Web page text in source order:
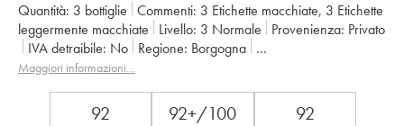
Quantità: 3 bottiglie Commenti: 3 Etichette macchiate, 3 Etichette
leggermente macchiate
Livello: 3 Normale Provenienza:
privato
IVA detraibile:
no Regione:
Borgogna
Denominazione: Echezeaux
Maggiori informazioni…
92 92+/100 92